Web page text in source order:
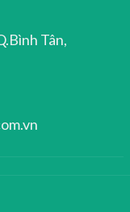
Tân,